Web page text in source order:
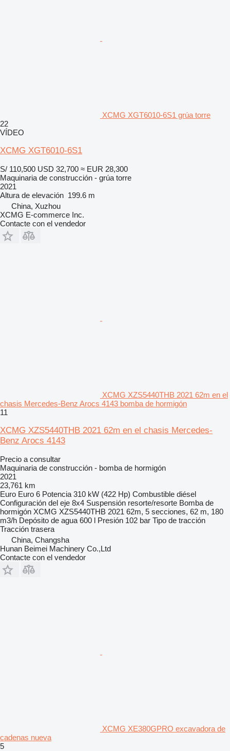
XCMG XGT6010-6S1 grúa torre
22
VÍDEO
XCMG XGT6010-6S1
S/ 110,500 USD 32,700 ≈ EUR 28,300
Maquinaria de construcción - grúa torre
2021
Altura de elevación 199.6 m
China, Xuzhou
XCMG E-commerce Inc.
Contacte con el vendedor
XCMG XZS5440THB 2021 62m en el
chasis Mercedes-Benz Arocs 4143 bomba de hormigón
11
XCMG XZS5440THB 2021 62m en el chasis Mercedes-
Benz Arocs 4143
Precio a consultar
Maquinaria de construcción - bomba de hormigón
2021
23,761 km
Euro Euro 6 Potencia 310 kW (422 Hp) Combustible diésel
Configuración del eje 8x4 Suspensión resorte/resorte Bomba de
hormigón XCMG XZS5440THB 2021 62m, 5 secciones, 62 m, 180
m3/h Depósito de agua 600 l Presión 102 bar Tipo de tracción
Tracción trasera
China, Changsha
Hunan Beimei Machinery Co.,Ltd
Contacte con el vendedor
XCMG XE380GPRO excavadora de
cadenas nueva
5